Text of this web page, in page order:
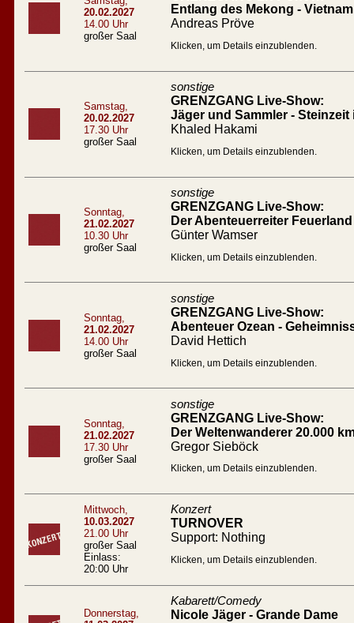
20.02.2027
14.00 Uhr
großer Saal
Entlang des Mekong -
Andreas Pröve
Klicken, um Details einzublenden.
Samstag,
20.02.2027
17.30 Uhr
großer Saal
sonstige
GRENZGANG Live-Show:
Jäger und Sammler -
Khaled Hakami
Klicken, um Details einzublenden.
Sonntag,
21.02.2027
10.30 Uhr
großer Saal
sonstige
GRENZGANG Live-Show:
Der Abenteuerreiter
Günter Wamser
Klicken, um Details einzublenden.
Sonntag,
21.02.2027
14.00 Uhr
großer Saal
sonstige
GRENZGANG Live-Show:
Abenteuer Ozean -
David Hettich
Klicken, um Details einzublenden.
Sonntag,
21.02.2027
17.30 Uhr
großer Saal
sonstige
GRENZGANG Live-Show:
Der Weltenwanderer 20.000
Gregor Sieböck
Klicken, um Details einzublenden.
Mittwoch,
10.03.2027
21.00 Uhr
großer Saal
Einlass:
20:00 Uhr
Konzert
TURNOVER
Support: Nothing
Klicken, um Details einzublenden.
Donnerstag,
Kabarett/Comedy
Nicole Jäger - Grande Dame